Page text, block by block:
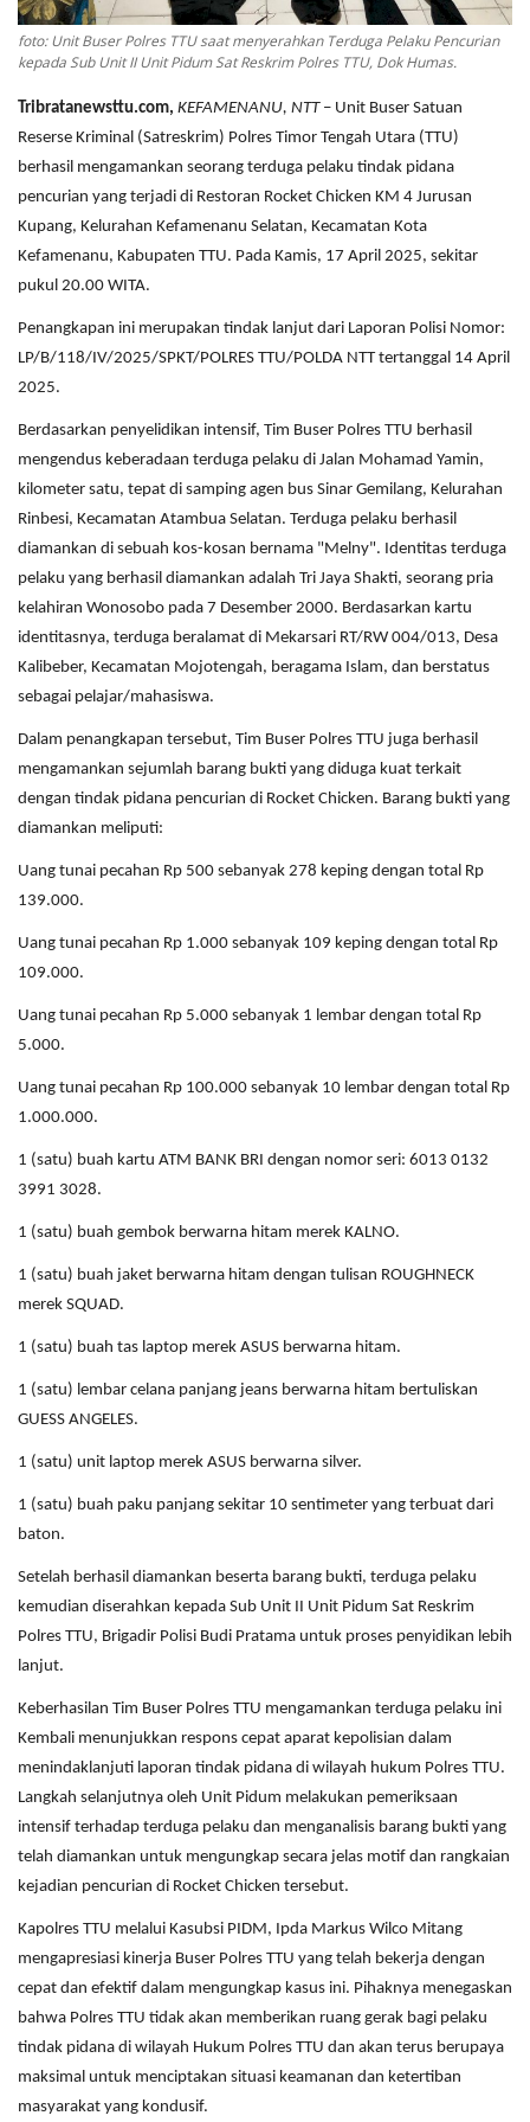
foto: Unit Buser Polres TTU saat menyerahkan Terduga Pelaku Pencurian
kepada Sub Unit II Unit Pidum Sat Reskrim Polres TTU, Dok Humas.
Tribratanewsttu.com, KEFAMENANU, NTT– Unit Buser Satuan
Reserse Kriminal (Satreskrim) Polres Timor Tengah Utara (TTU)
berhasil mengamankan seorang terduga pelaku tindak pidana
pencurian yang terjadi di Restoran Rocket Chicken KM 4 Jurusan
Kupang, Kelurahan Kefamenanu Selatan, Kecamatan Kota
Kefamenanu, Kabupaten TTU. Pada Kamis, 17 April 2025, sekitar
pukul 20.00 WITA.
Penangkapan ini merupakan tindak lanjut dari Laporan Polisi Nomor:
LP/B/118/IV/2025/SPKT/POLRES TTU/POLDA NTT tertanggal 14 April
2025.
Berdasarkan penyelidikan intensif, Tim Buser Polres TTU berhasil
mengendus keberadaan terduga pelaku di Jalan Mohamad Yamin,
kilometer satu, tepat di samping agen bus Sinar Gemilang, Kelurahan
Rinbesi, Kecamatan Atambua Selatan. Terduga pelaku berhasil
diamankan di sebuah kos-kosan bernama "Melny". Identitas terduga
pelaku yang berhasil diamankan adalah Tri Jaya Shakti, seorang pria
kelahiran Wonosobo pada 7 Desember 2000. Berdasarkan kartu
identitasnya, terduga beralamat di Mekarsari RT/RW 004/013, Desa
Kalibeber, Kecamatan Mojotengah, beragama Islam, dan berstatus
sebagai pelajar/mahasiswa.
Dalam penangkapan tersebut, Tim Buser Polres TTU juga berhasil
mengamankan sejumlah barang bukti yang diduga kuat terkait
dengan tindak pidana pencurian di Rocket Chicken. Barang bukti yang
diamankan meliputi:
Uang tunai pecahan Rp 500 sebanyak 278 keping dengan total Rp
139.000.
Uang tunai pecahan Rp 1.000 sebanyak 109 keping dengan total Rp
109.000.
Uang tunai pecahan Rp 5.000 sebanyak 1 lembar dengan total Rp
5.000.
Uang tunai pecahan Rp 100.000 sebanyak 10 lembar dengan total Rp
1.000.000.
1 (satu) buah kartu ATM BANK BRI dengan nomor seri: 6013 0132
3991 3028.
1 (satu) buah gembok berwarna hitam merek KALNO.
1 (satu) buah jaket berwarna hitam dengan tulisan ROUGHNECK
merek SQUAD.
1 (satu) buah tas laptop merek ASUS berwarna hitam.
1 (satu) lembar celana panjang jeans berwarna hitam bertuliskan
GUESS ANGELES.
1 (satu) unit laptop merek ASUS berwarna silver.
1 (satu) buah paku panjang sekitar 10 sentimeter yang terbuat dari
baton.
Setelah berhasil diamankan beserta barang bukti, terduga pelaku
kemudian diserahkan kepada Sub Unit II Unit Pidum Sat Reskrim
Polres TTU, Brigadir Polisi Budi Pratama untuk proses penyidikan lebih
lanjut.
Keberhasilan Tim Buser Polres TTU mengamankan terduga pelaku ini
Kembali menunjukkan respons cepat aparat kepolisian dalam
menindaklanjuti laporan tindak pidana di wilayah hukum Polres TTU.
Langkah selanjutnya oleh Unit Pidum melakukan pemeriksaan
intensif terhadap terduga pelaku dan menganalisis barang bukti yang
telah diamankan untuk mengungkap secara jelas motif dan rangkaian
kejadian pencurian di Rocket Chicken tersebut.
Kapolres TTU melalui Kasubsi PIDM, Ipda Markus Wilco Mitang
mengapresiasi kinerja Buser Polres TTU yang telah bekerja dengan
cepat dan efektif dalam mengungkap kasus ini. Pihaknya menegaskan
bahwa Polres TTU tidak akan memberikan ruang gerak bagi pelaku
tindak pidana di wilayah Hukum Polres TTU dan akan terus berupaya
maksimal untuk menciptakan situasi keamanan dan ketertiban
masyarakat yang kondusif.